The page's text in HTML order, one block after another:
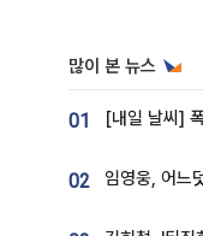
많이 본 뉴스
01
02